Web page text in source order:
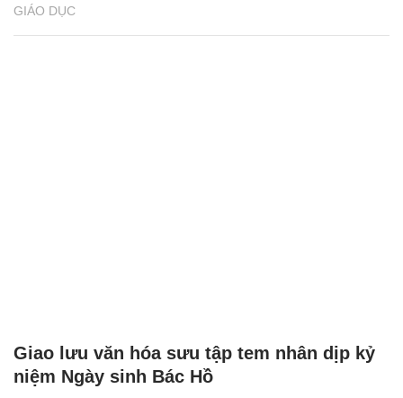
GIÁO DỤC
Giao lưu văn hóa sưu tập tem nhân dịp kỷ
niệm Ngày sinh Bác Hồ